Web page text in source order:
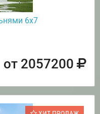
6х7
от 2057200